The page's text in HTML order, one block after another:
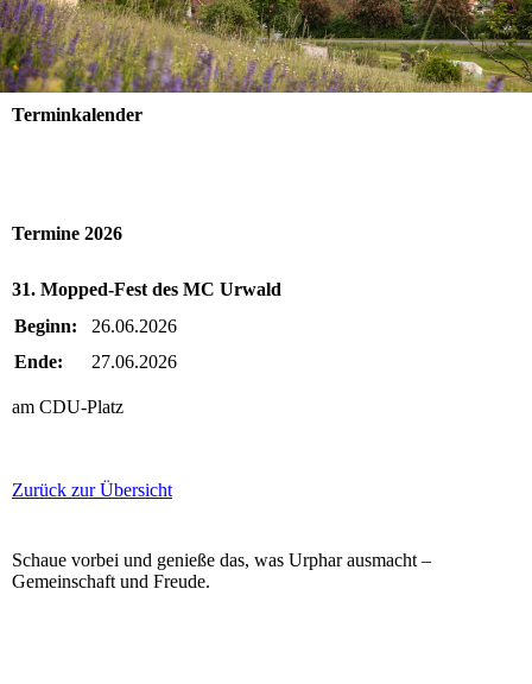
Terminkalender
Termine 2026
31. Mopped-Fest des MC Urwald
Beginn:
26.06.2026
Ende:
27.06.2026
am CDU-Platz
Zurück zur Übersicht
Schaue vorbei und genieße das, was Urphar ausmacht –
Gemeinschaft und Freude.